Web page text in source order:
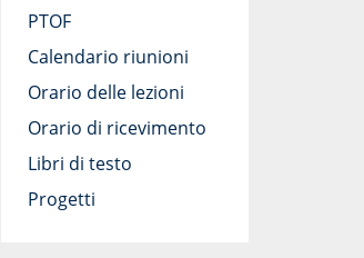
PTOF
Calendario riunioni
Orario delle lezioni
Orario di ricevimento
Libri di testo
Progetti